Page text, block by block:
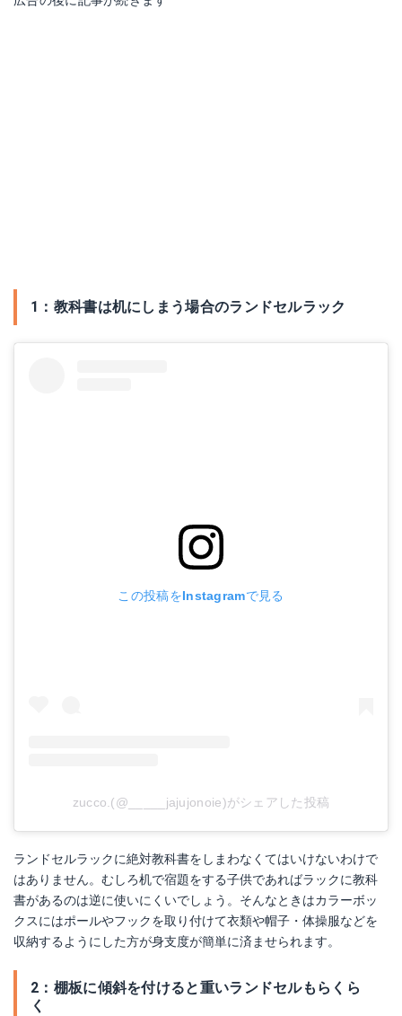
1：教科書は机にしまう場合のランドセルラック
この投稿をInstagramで見る
zucco.(@_____jajujonoie)がシェアした投稿
ランドセルラックに絶対教科書をしまわなくてはいけないわけで
はありません。むしろ机で宿題をする子供であればラックに教科
書があるのは逆に使いにくいでしょう。そんなときはカラーボッ
クスにはポールやフックを取り付けて衣類や帽子・体操服などを
収納するようにした方が身支度が簡単に済ませられます。
2：棚板に傾斜を付けると重いランドセルもらくら
く